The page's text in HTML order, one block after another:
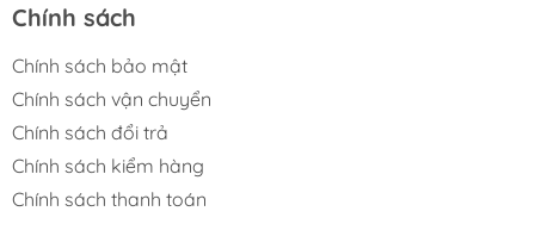
Chính sách
Chính sách bảo mật
Chính sách vận chuyển
Chính sách đổi trả
Chính sách kiểm hàng
Chính sách thanh toán